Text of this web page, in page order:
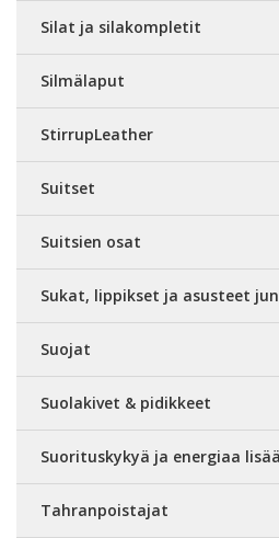
Silat ja silakompletit
Silmälaput
StirrupLeather
Suitset
Suitsien osat
Sukat, lippikset ja asusteet
Suojat
Suolakivet & pidikkeet
Suorituskykyä ja energiaa
Tahranpoistajat